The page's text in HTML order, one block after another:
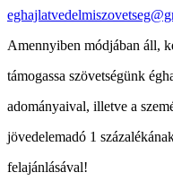
Amennyiben módjában áll,
támogassa szövetségünk
adományaival, illetve a
jövedelemadó 1
felajánlásával!